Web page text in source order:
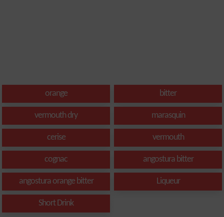
orange bitter
vermouth dry marasquin
cerise vermouth
cognac angostura bitter
angostura orange bitter Liqueur
Short Drink